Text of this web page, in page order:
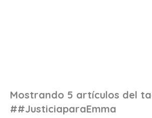
Mostrando 5 artículos del
##JusticiaparaEmma